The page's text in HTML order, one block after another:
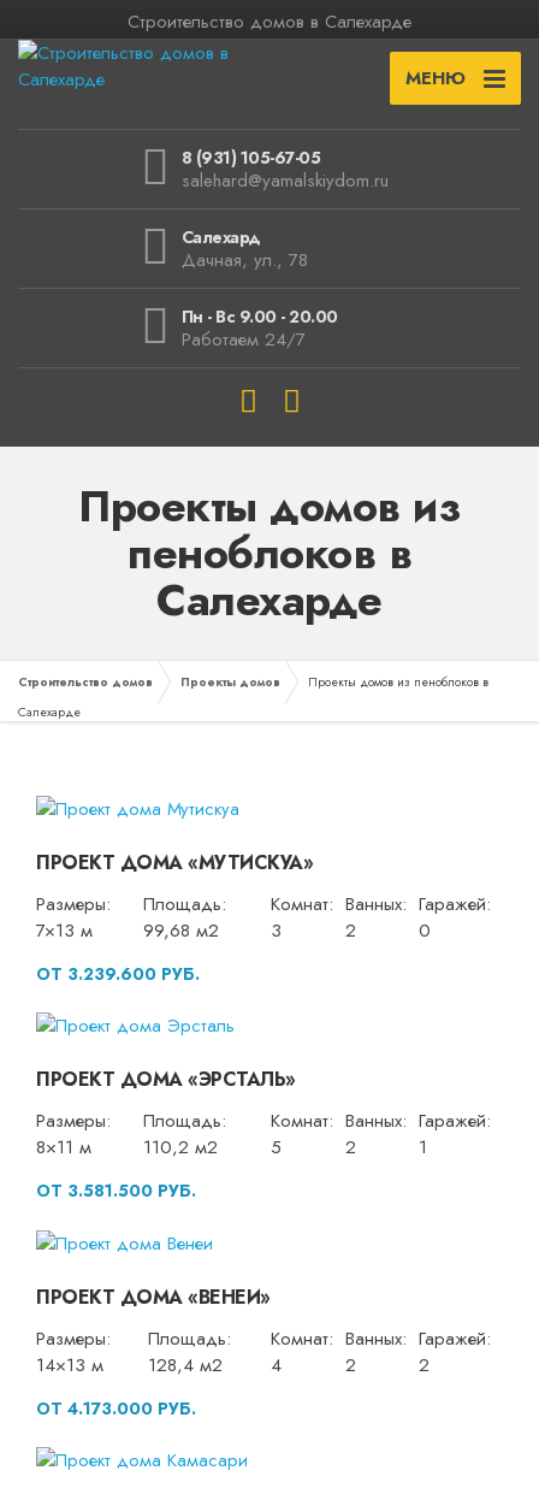
Строительство домов в Салехарде
МЕНЮ
8 (931) 105-67-05
salehard@yamalskiydom.ru
Салехард
Дачная, ул., 78
Пн - Вс 9.00 - 20.00
Работаем 24/7
Проекты домов из
пеноблоков в
Салехарде
Строительство домов Проекты домов
Проекты домов из пеноблоков в
Салехарде
ПРОЕКТ ДОМА «МУТИСКУА»
Размеры:
7×13 м
Площадь:
99,68 м2
Комнат:
3
Ванных:
2
Гаражей:
0
ОТ 3.239.600 РУБ.
ПРОЕКТ ДОМА «ЭРСТАЛЬ»
Размеры:
8×11 м
Площадь:
110,2 м2
Комнат:
5
Ванных:
2
Гаражей:
1
ОТ 3.581.500 РУБ.
ПРОЕКТ ДОМА «ВЕНЕИ»
Размеры:
14×13 м
Площадь:
128,4 м2
Комнат:
4
Ванных:
2
Гаражей:
2
ОТ 4.173.000 РУБ.